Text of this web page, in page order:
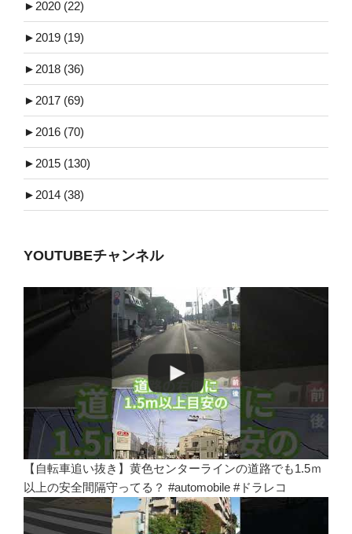
► 2020 (22)
► 2019 (19)
► 2018 (36)
► 2017 (69)
► 2016 (70)
► 2015 (130)
► 2014 (38)
YOUTUBEチャンネル
【自転車追い抜き】黄色センターラインの道路でも1.5ｍ
以上の安全間隔守ってる？ #automobile #ドラレコ